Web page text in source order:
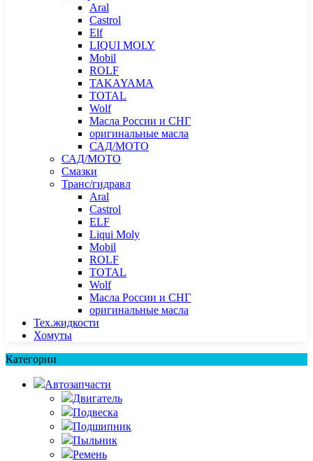
Aral
Castrol
Elf
LIQUI MOLY
Mobil
ROLF
TAKAYAMA
TOTAL
Wolf
Масла России и СНГ
оригинальные масла
САД/МОТО
САД/МОТО
Смазки
Транс/гидравл
Aral
Castrol
ELF
Liqui Moly
Mobil
ROLF
TOTAL
Wolf
Масла России и СНГ
оригинальные масла
Тех.жидкости
Хомуты
Категории
Автозапчасти
Двигатель
Подвеска
Подшипник
Пыльник
Ремень